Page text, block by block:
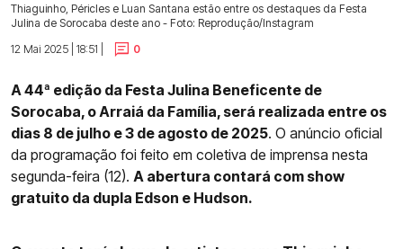
Thiaguinho, Péricles e Luan Santana estão entre os destaques da Festa
Julina de Sorocaba deste ano - Foto: Reprodução/Instagram
12 Mai 2025 | 18:51 |
0
A 44ª edição da Festa Julina Beneficente de
Sorocaba, o Arraiá da Família, será realizada entre os
dias 8 de julho e 3 de agosto de 2025. O anúncio oficial
da programação foi feito em coletiva de imprensa nesta
segunda-feira (12). A abertura contará com show
gratuito da dupla Edson e Hudson.